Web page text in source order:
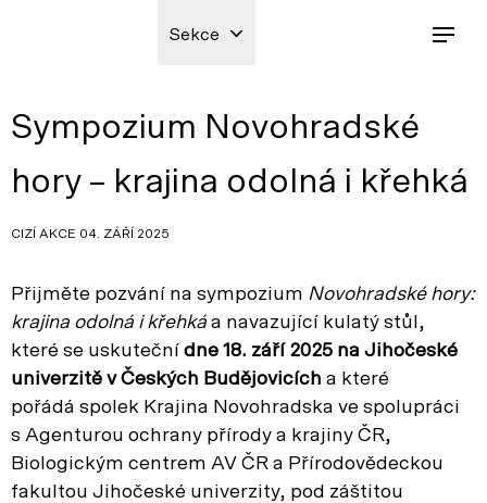
Sekce
Sympozium Novohradské
hory – krajina odolná i křehká
CIZÍ AKCE 04. ZÁŘÍ 2025
Přijměte pozvání na sympozium Novohradské hory:
krajina odolná i křehká a navazující kulatý stůl,
které se uskuteční dne 18. září 2025 na Jihočeské
univerzitě v Českých Budějovicích a které
pořádá spolek Krajina Novohradska ve spolupráci
s Agenturou ochrany přírody a krajiny ČR,
Biologickým centrem AV ČR a Přírodovědeckou
fakultou Jihočeské univerzity, pod záštitou